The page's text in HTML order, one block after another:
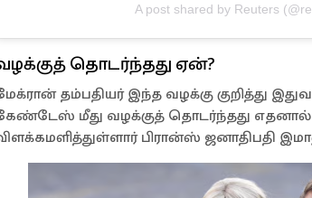
A post shared by Reuters
தொடர்ந்தது ஏன்?
தம்பதியர் இந்த வழக்கு குறித்து
மீது வழக்குத் தொடர்ந்தது
பிரான்ஸ் ஜனாதிபதி